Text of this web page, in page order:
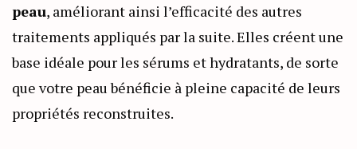
peau, améliorant ainsi l’efficacité des autres
traitements appliqués par la suite. Elles créent une
base idéale pour les sérums et hydratants, de sorte
que votre peau bénéficie à pleine capacité de leurs
propriétés reconstruites.